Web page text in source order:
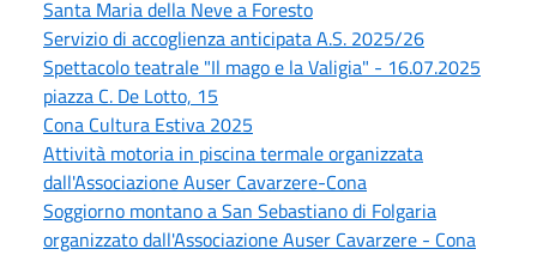
Santa Maria della Neve a Foresto
Servizio di accoglienza anticipata A.S. 2025/26
Spettacolo teatrale "Il mago e la Valigia" - 16.07.2025
piazza C. De Lotto, 15
Cona Cultura Estiva 2025
Attività motoria in piscina termale organizzata
dall'Associazione Auser Cavarzere-Cona
Soggiorno montano a San Sebastiano di Folgaria
organizzato dall'Associazione Auser Cavarzere - Cona